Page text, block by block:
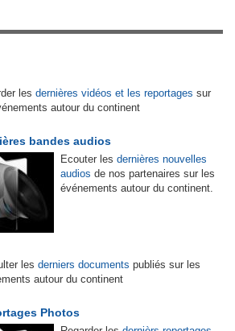
les dernières vidéos et les reportages sur
autour du continent
bandes audios
Ecouter les dernières nouvelles
audios de nos partenaires sur les
événements autour du continent.
les derniers documents publiés sur les
autour du continent
Photos